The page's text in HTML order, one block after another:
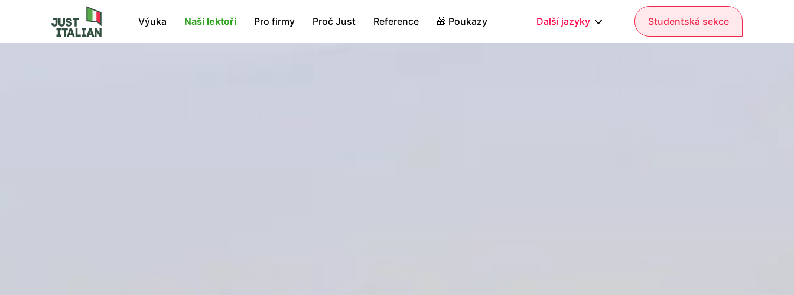
Výuka Naši lektoři Pro firmy Proč Just Reference 🎁 Poukazy Další jazyky Studentská sekce